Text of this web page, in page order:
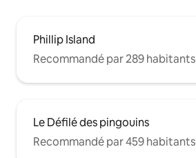
Phillip Island
Recommandé par 289 habitants
Le Défilé des pingouins
Recommandé par 459 habitants